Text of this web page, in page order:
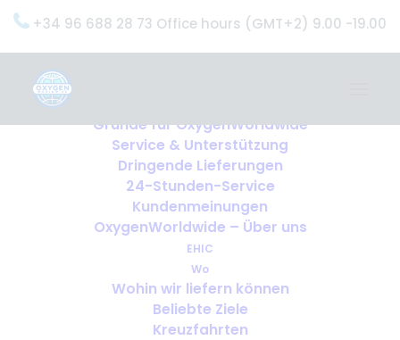
+34 96 688 28 73 Office hours (GMT+2) 9.00 -19.00
Gründe für OxygenWorldwide
Service & Unterstützung
Dringende Lieferungen
24-Stunden-Service
Kundenmeinungen
OxygenWorldwide – Über uns
EHIC
Wo
Wohin wir liefern können
Beliebte Ziele
Kreuzfahrten